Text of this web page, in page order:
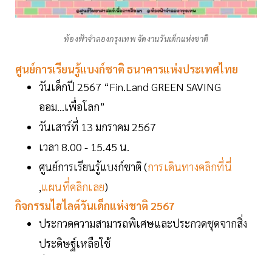
ท้องฟ้าจำลองกรุงเทพ จัดงานวันเด็กแห่งชาติ
ศูนย์การเรียนรู้แบงก์ชาติ ธนาคารแห่งประเทศไทย
วันเด็กปี 2567 “Fin.Land GREEN SAVING
ออม...เพื่อโลก”
วันเสาร์ที่ 13 มกราคม 2567
เวลา 8.00 - 15.45 น.
ศูนย์การเรียนรู้แบงก์ชาติ (การเดินทางคลิกที่นี่
,แผนที่คลิกเลย)
กิจกรรมไฮไลต์วันเด็กแห่งชาติ 2567
ประกวดความสามารถพิเศษและประกวดชุดจากสิ่ง
ประดิษฐ์เหลือใช้